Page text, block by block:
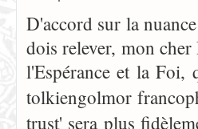
D'accord sur la
dois relever, mon
l'Espérance et la Foi,
tolkiengolmor
trust' sera plus